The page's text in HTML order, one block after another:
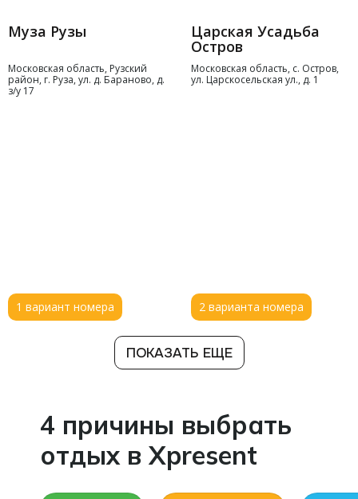
Муза Рузы
Московская область, Рузский
район, г. Руза, ул. д. Бараново, д.
з/у 17
1 вариант номера
Царская Усадьба
Остров
Московская область, с. Остров,
ул. Царскосельская ул., д. 1
2 варианта номера
ПОКАЗАТЬ ЕЩЕ
4 причины выбрать
отдых в Xpresent